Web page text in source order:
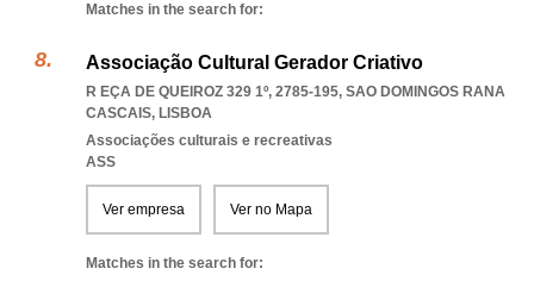
Matches in the search for:
Associação Cultural Gerador Criativo
R EÇA DE QUEIROZ 329 1º, 2785-195, SAO DOMINGOS RANA
CASCAIS, LISBOA
Associações culturais e recreativas
ASS
Ver empresa Ver no Mapa
Matches in the search for: